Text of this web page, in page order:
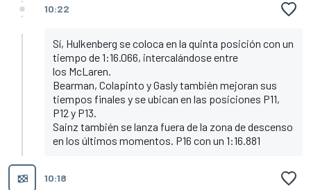
10:22
Sí, Hulkenberg se coloca en la quinta posición con un
tiempo de 1:16.066, intercalándose entre
los McLaren.
Bearman, Colapinto y Gasly también mejoran sus
tiempos finales y se ubican en las posiciones P11,
P12 y P13.
Sainz también se lanza fuera de la zona de descenso
en los últimos momentos. P16 con un 1:16.881
10:18